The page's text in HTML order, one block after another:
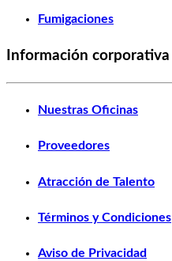
Fumigaciones
Información corporativa
Nuestras Oficinas
Proveedores
Atracción de Talento
Términos y Condiciones
Aviso de Privacidad